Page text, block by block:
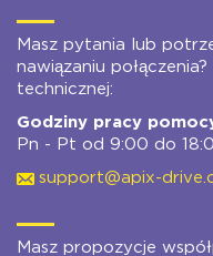
Masz pytania lub
nawiązaniu
technicznej:
Godziny pracy
Pn - Pt od 9:00 do
support@apix-
Masz propozycje